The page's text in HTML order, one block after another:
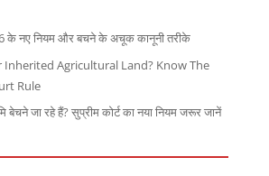
के नए नियम और बचने के अचूक कानूनी तरीके
Inherited Agricultural Land? Know The
Rule
बेचने जा रहे हैं? सुप्रीम कोर्ट का नया नियम जरूर जानें